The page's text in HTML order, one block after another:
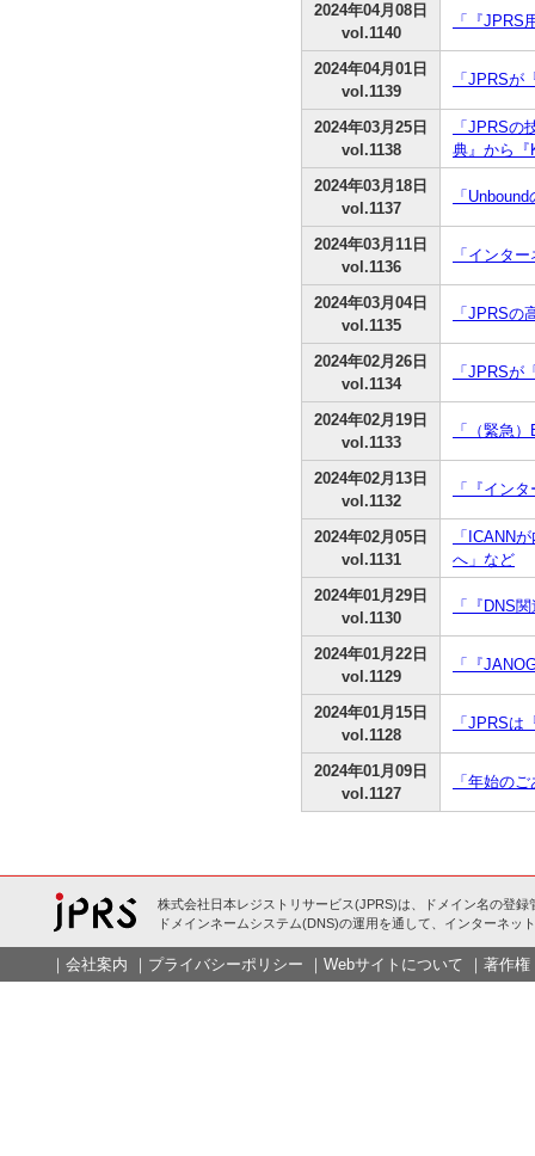
2024年04月08日
vol.1140
「『JPRS
2024年04月01日
vol.1139
「JPRSが
2024年03月25日
vol.1138
「JPRSの
典』から『
2024年03月18日
vol.1137
「
2024年03月11日
vol.1136
「インタ
2024年03月04日
vol.1135
「JPRSの
2024年02月26日
vol.1134
「JPRS
2024年02月19日
vol.1133
「（緊急
2024年02月13日
vol.1132
「『イン
2024年02月05日
vol.1131
「ICANN
へ」など
2024年01月29日
vol.1130
「『DNS
2024年01月22日
vol.1129
「『
2024年01月15日
vol.1128
「JPRSは
2024年01月09日
vol.1127
「年始の
株式会社日本レジストリサービス(JPRS)は、ドメイン名の登録
ドメインネームシステム(DNS)の運用を通して、インターネッ
｜ 会社案内 ｜ プライバシーポリシー ｜ Webサイトについて ｜ 著作権